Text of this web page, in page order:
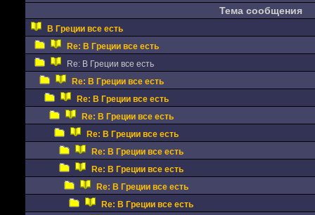
Тема сообщения
В Греции все есть
Re: В Греции все есть
Re: В Греции все есть
Re: В Греции все есть
Re: В Греции все есть
Re: В Греции все есть
Re: В Греции все есть
Re: В Греции все есть
Re: В Греции все есть
Re: В Греции все есть
Re: В Греции все есть